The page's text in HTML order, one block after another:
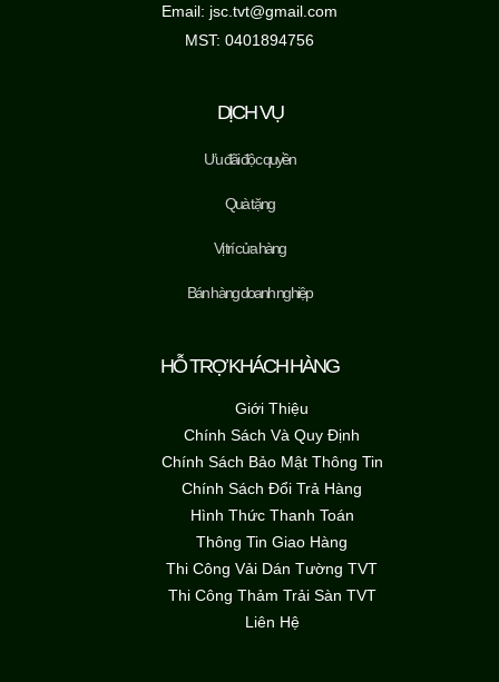
Email: jsc.tvt@gmail.com
MST: 0401894756
DỊCH VỤ
Ưu đãi độc quyền
Quà tặng
Vị trí cửa hàng
Bán hàng doanh nghiệp
HỖ TRỢ KHÁCH HÀNG
Giới Thiệu
Chính Sách Và Quy Định
Chính Sách Bảo Mật Thông Tin
Chính Sách Đổi Trả Hàng
Hình Thức Thanh Toán
Thông Tin Giao Hàng
Thi Công Vải Dán Tường TVT
Thi Công Thảm Trải Sàn TVT
Liên Hệ